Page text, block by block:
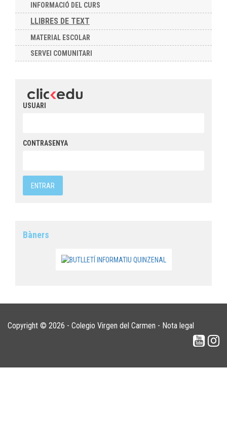
INFORMACIÓ DEL CURS
LLIBRES DE TEXT
MATERIAL ESCOLAR
SERVEI COMUNITARI
USUARI
CONTRASENYA
Bàners
Copyright © 2026 - Colegio Virgen del Carmen - Nota legal